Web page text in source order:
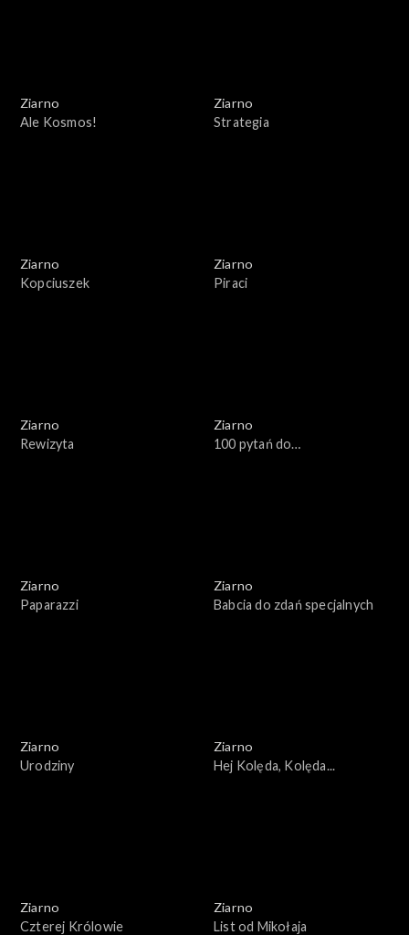
Ziarno
Ale Kosmos!
Ziarno
Strategia
Ziarno
Kopciuszek
Ziarno
Piraci
Ziarno
Rewizyta
Ziarno
100 pytań do…
Ziarno
Paparazzi
Ziarno
Babcia do zdań specjalnych
Ziarno
Urodziny
Ziarno
Hej Kolęda, Kolęda...
Ziarno
Czterej Królowie
Ziarno
List od Mikołaja